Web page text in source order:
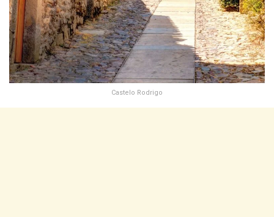
Castelo Rodrigo